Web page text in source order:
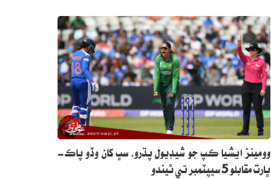
وومينز ايشيا ڪپ جو شيڊيول پڌرو، سڀ کان وڏو پاڪ-
ڀارت مقابلو 5 سيپٽمبر تي ٿيندو